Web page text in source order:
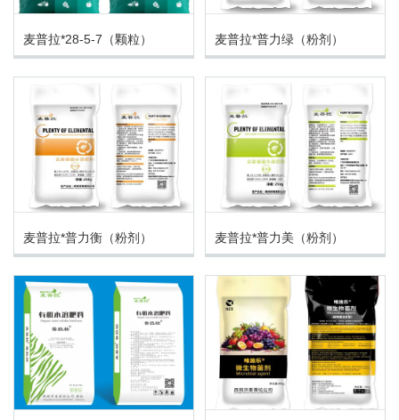
麦普拉*28-5-7（颗粒） 麦普拉*普力绿（粉剂）
麦普拉*普力衡（粉剂） 麦普拉*普力美（粉剂）